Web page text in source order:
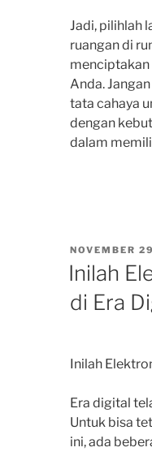
Jadi, pilihlah
ruangan di
menciptakan
Anda.
tata cahaya
dengan
dalam
POSTED
ON
NOVEMBER
Inilah
di Era
Inilah
Era digital
Untuk bisa
ini, ada